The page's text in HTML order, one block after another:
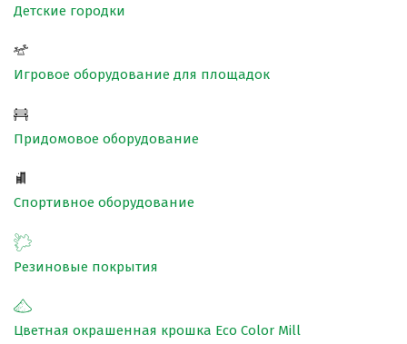
Антискользящее покрытие для бассейна
Водонепроницаемые покрытия
Покрытие для отмостки
Покрытие для эксплуатируемой кровли
Покрытия детских площадок
Покрытия для спортивных площадок
Универсальные антискользящие покрытия
Искусственная трава
Резиновая брусчатка
Резиновая плитка
Детские городки
Игровое оборудование для площадок
Придомовое оборудование
Спортивное оборудование
Резиновые покрытия
Цветная окрашенная крошка Eco Color Mill